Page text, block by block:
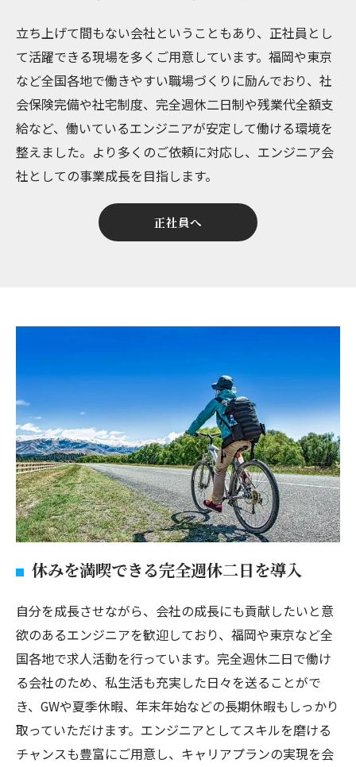
立ち上げて間もない会社ということもあり、正社員とし
て活躍できる現場を多くご用意しています。福岡や東京
など全国各地で働きやすい職場づくりに励んでおり、社
会保険完備や社宅制度、完全週休二日制や残業代全額支
給など、働いているエンジニアが安定して働ける環境を
整えました。より多くのご依頼に対応し、エンジニア会
社としての事業成長を目指します。
正社員へ
休みを満喫できる完全週休二日を導入
自分を成長させながら、会社の成長にも貢献したいと意
欲のあるエンジニアを歓迎しており、福岡や東京など全
国各地で求人活動を行っています。完全週休二日で働け
る会社のため、私生活も充実した日々を送ることがで
き、GWや夏季休暇、年末年始などの長期休暇もしっかり
取っていただけます。エンジニアとしてスキルを磨ける
チャンスも豊富にご用意し、キャリアプランの実現を会